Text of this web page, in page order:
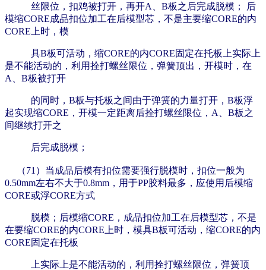
丝限位，扣鸡被打开，再开A、B板之后完成脱模；
后
模缩CORE成品扣位加工在后模型芯，不是主要缩CORE的内
CORE上时，模
具B板可活动，缩CORE的内CORE固定在托板上实际上
是不能活动的，利用拴打螺丝限位，弹簧顶出，开模时，在
A、B板被打开
的同时，B板与托板之间由于弹簧的力量打开，B板浮
起实现缩CORE，开模一定距离后拴打螺丝限位，A、B板之
间继续打开之
后完成脱模；
（71）当成品后模有扣位需要强行脱模时，扣位一般为
0.50mm左右不大于0.8mm，用于PP胶料最多，应使用后模缩
CORE或浮CORE方式
脱模； 后模缩CORE，成品扣位加工在后模型芯，不是
在要缩CORE的内CORE上时，模具B板可活动，缩CORE的内
CORE固定在托板
上实际上是不能活动的，利用拴打螺丝限位，弹簧顶